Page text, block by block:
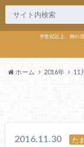
半世紀以上、卵の
ホーム 2016年 11
2016.11.30 た